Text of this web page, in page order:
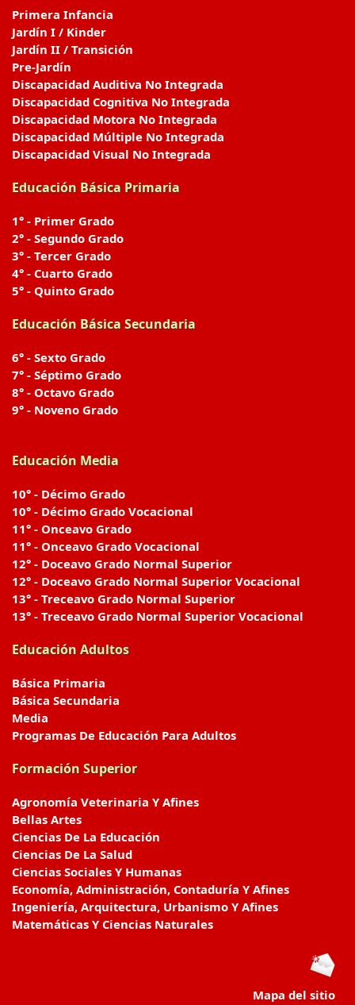
Primera Infancia
Jardín I / Kinder
Jardín II / Transición
Pre-Jardín
Discapacidad Auditiva No Integrada
Discapacidad Cognitiva No Integrada
Discapacidad Motora No Integrada
Discapacidad Múltiple No Integrada
Discapacidad Visual No Integrada
Educación Básica Primaria
1° - Primer Grado
2° - Segundo Grado
3° - Tercer Grado
4° - Cuarto Grado
5° - Quinto Grado
Educación Básica Secundaria
6° - Sexto Grado
7° - Séptimo Grado
8° - Octavo Grado
9° - Noveno Grado
Educación Media
10° - Décimo Grado
10° - Décimo Grado Vocacional
11° - Onceavo Grado
11° - Onceavo Grado Vocacional
12° - Doceavo Grado Normal Superior
12° - Doceavo Grado Normal Superior Vocacional
13° - Treceavo Grado Normal Superior
13° - Treceavo Grado Normal Superior Vocacional
Educación Adultos
Básica Primaria
Básica Secundaria
Media
Programas De Educación Para Adultos
Formación Superior
Agronomía Veterinaria Y Afines
Bellas Artes
Ciencias De La Educación
Ciencias De La Salud
Ciencias Sociales Y Humanas
Economía, Administración, Contaduría Y Afines
Ingeniería, Arquitectura, Urbanismo Y Afines
Matemáticas Y Ciencias Naturales
Mapa del sitio